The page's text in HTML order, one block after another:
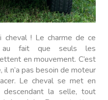
cheval ! Le charme de ce
au fait que seuls les
en mouvement. C’est
n’a pas besoin de moteur
Le cheval se met en
la selle, tout